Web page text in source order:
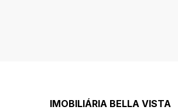
IMOBILIÁRIA BELLA VISTA